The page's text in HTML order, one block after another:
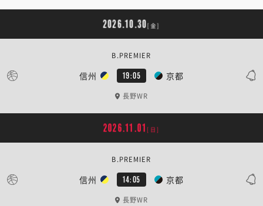
2026.10.30[金]
信州 19:05 京都
B.PREMIER
長野WR
2026.11.01 [日]
信州 14:05 京都
B.PREMIER
長野WR